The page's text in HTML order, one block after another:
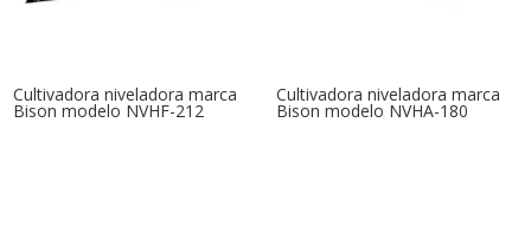
Cultivadora niveladora marca
Bison modelo NVHF-212
Cultivadora niveladora marca
Bison modelo NVHA-180